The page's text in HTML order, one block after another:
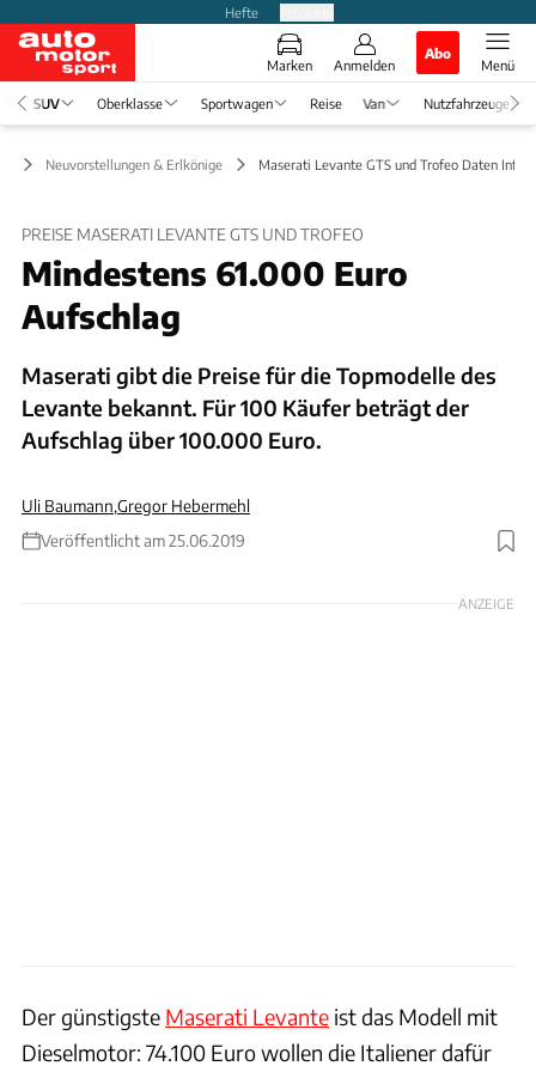
Hefte
Marken Anmelden
Abo
Menü
SUV Oberklasse Sportwagen Reise Van Nutzfahrzeuge
Neuvorstellungen & Erlkönige Maserati Levante GTS und Trofeo Daten
PREISE MASERATI LEVANTE GTS UND TROFEO
Mindestens 61.000 Euro
Aufschlag
Maserati gibt die Preise für die Topmodelle des
Levante bekannt. Für 100 Käufer beträgt der
Aufschlag über 100.000 Euro.
Uli Baumann,Gregor Hebermehl
Veröffentlicht am 25.06.2019
Foto: Maserati
ANZEIGE
Der günstigste Maserati Levante ist das Modell mit
Dieselmotor: 74.100 Euro wollen die Italiener dafür